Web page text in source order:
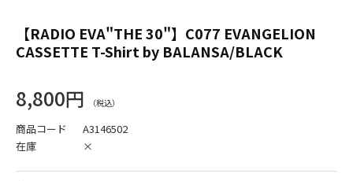
【RADIO EVA"THE 30"】C077 EVANGELION
CASSETTE T-Shirt by BALANSA/BLACK
8,800円
商品コード
A3146502
在庫
×